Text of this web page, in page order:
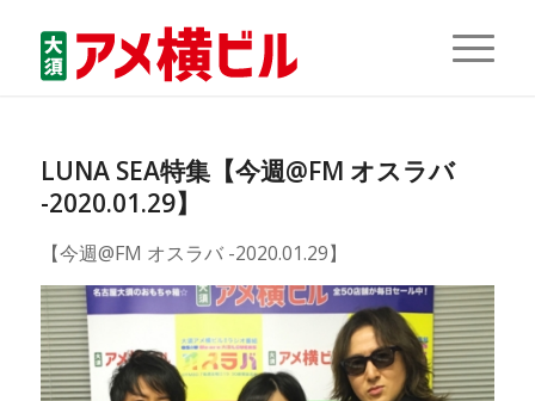
LUNA SEA特集【今週@FM オスラバ
-2020.01.29】
【今週@FM オスラバ -2020.01.29】